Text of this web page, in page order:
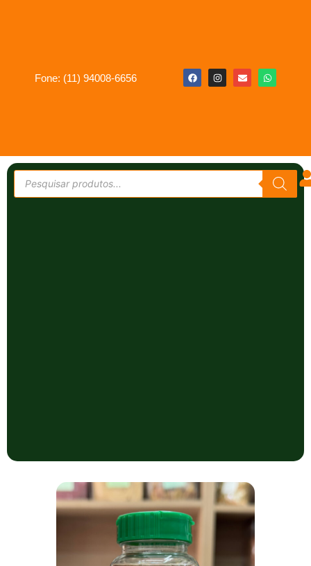
Fone: (11) 94008-6656